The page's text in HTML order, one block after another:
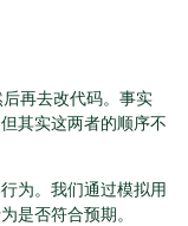
再去改代码。事实
其实这两者的顺序不
为。我们通过模拟用
是否符合预期。